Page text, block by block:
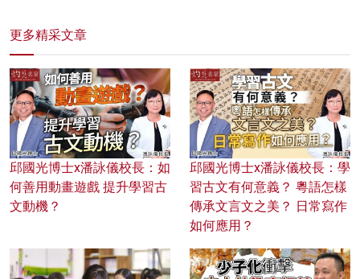
更多精采文章
邱國光博士x潘詠儀校長：如
何善用動畫遊戲 提升學習古
文動機？
邱國光博士x潘詠儀校長：學
習古文有何意義？ 粵語怎樣
傳承文言文之美？ 日常寫作
如何應用？